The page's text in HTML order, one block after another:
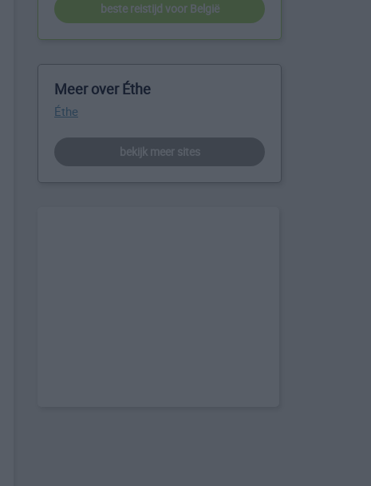
beste reistijd voor België
Meer over Éthe
Éthe
bekijk meer sites